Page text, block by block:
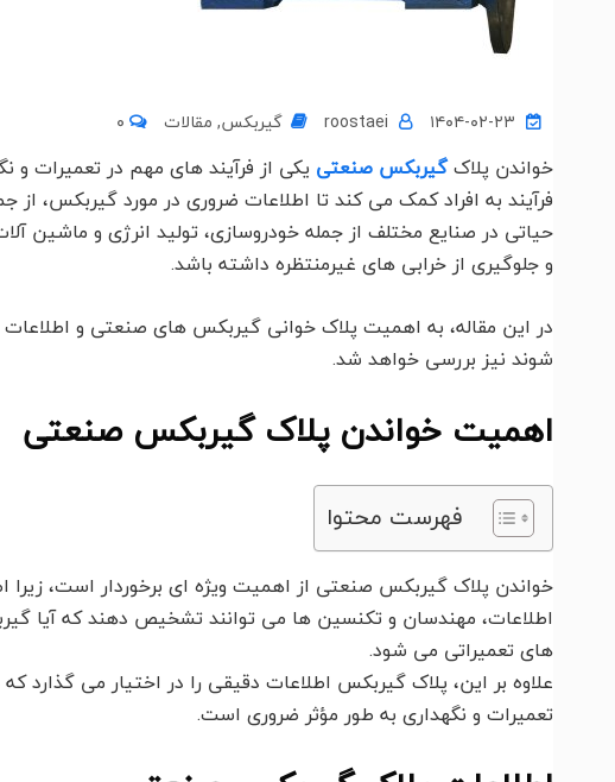
گیربکس, مقالات
خواندن پلاکگیربکس صنعتی یکی از فرآیند های مهم در تعمیرات
فرآیند به افراد کمک می کند تا اطلاعات ضروری در مورد گیربکس،
حیاتی در صنایع مختلف از جمله خودروسازی، تولید انرژی و
و جلوگیری از خرابی های غیرمنتظره داشته باشد.
در این مقاله، به اهمیت پلاک خوانی گیربکس های صنعتی و
شوند نیز بررسی خواهد شد.
اهمیت خواندن پلاک گیربکس صنعتی
فهرست محتوا
خواندن پلاک گیربکس صنعتی از اهمیت ویژه ای برخوردار است،
اطلاعات، مهندسان و تکنسین ها می توانند تشخیص دهند که آیا
های تعمیراتی می شود.
علاوه بر این، پلاک گیربکس اطلاعات دقیقی را در اختیار می
تعمیرات و نگهداری به طور مؤثر ضروری است.